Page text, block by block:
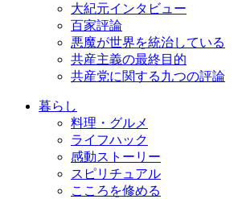
大紀元インタビュー
百家評論
悪魔が世界を統治している
共産主義の最終目的
共産党に関する九つの評論
暮らし
料理・グルメ
ライフハック
感動ストーリー
スピリチュアル
こころを修める